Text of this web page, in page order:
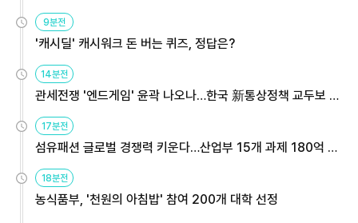
9분전
'캐시딜' 캐시워크 돈 버는 퀴즈, 정답은?
14분전
관세전쟁 '엔드게임' 윤곽 나오나…한국 新통상정책 교두보 활
17분전
섬유패션 글로벌 경쟁력 키운다…산업부 15개 과제 180억 지
18분전
농식품부, '천원의 아침밥' 참여 200개 대학 선정